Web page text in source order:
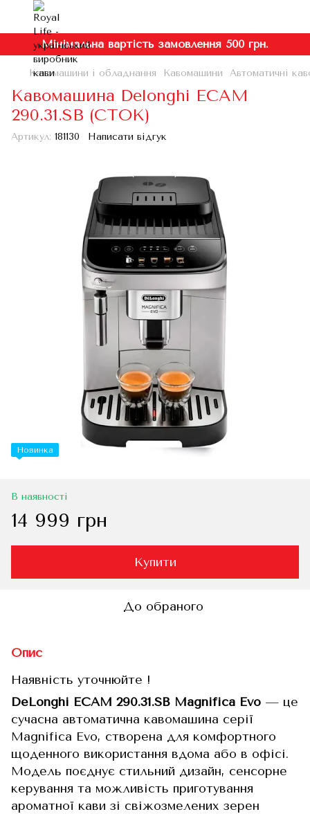
Мінімальна вартість замовлення 500 грн.
Кавомашини і обладнання Кавомашини Автоматичні
Кавомашина Delonghi ECAM
290.31.SB (СТОК)
Артикул: 181130 Написати відгук
Новинка
В наявності
14 999 грн
Купити
До обраного
Опис
Наявність уточнюйте !
DeLonghi ECAM 290.31.SB Magnifica Evo — це
сучасна автоматична кавомашина серії
Magnifica Evo, створена для комфортного
щоденного використання вдома або в офісі.
Модель поєднує стильний дизайн, сенсорне
керування та можливість приготування
ароматної кави зі свіжозмелених зерен